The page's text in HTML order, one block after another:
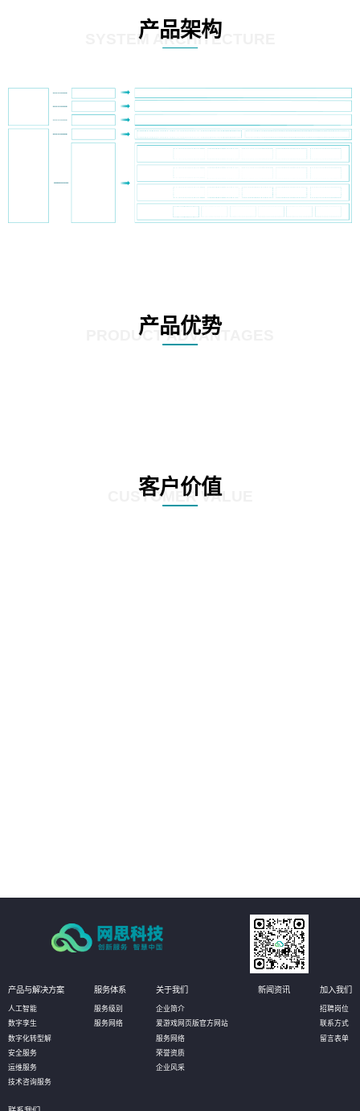
产品架构
SYSTEM ARCHITECTURE
产品优势
PRODUCT ADVANTAGES
客户价值
CUSTOMER VALUE
产品与解决方案
人工智能
数字孪生
数字化转型解
安全服务
运维服务
技术咨询服务
服务体系
服务级别
服务网络
关于我们
企业简介
爱游戏网页版官方网站
服务网络
荣誉资质
企业风采
新闻资讯 加入我们
招聘岗位
联系方式
留言表单